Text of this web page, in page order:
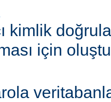
kimlik
için